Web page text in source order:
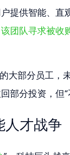
提供智能、直
团队寻求被收
大部分员工，
分投资，但“
人才战争